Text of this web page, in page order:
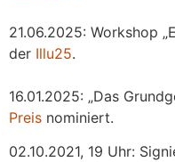
21.06.2025: Workshop
der Illu25.
16.01.2025: „Das
Preis nominiert.
02.10.2021, 19 Uhr: